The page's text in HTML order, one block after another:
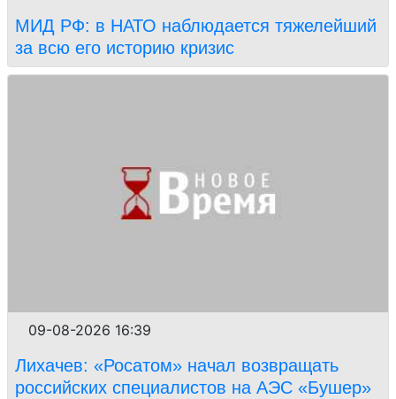
МИД РФ: в НАТО наблюдается тяжелейший
за всю его историю кризис
09-08-2026 16:39
Лихачев: «Росатом» начал возвращать
российских специалистов на АЭС «Бушер»